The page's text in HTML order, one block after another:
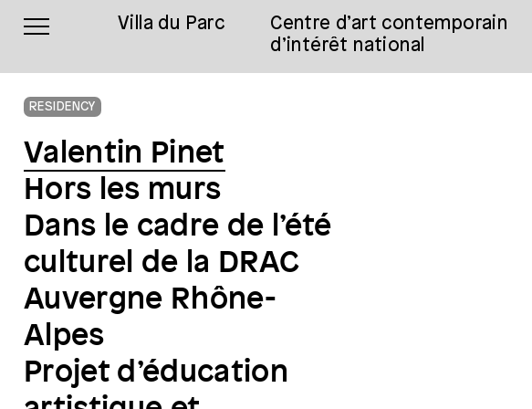
Villa du Parc
Centre d’art contemporain
d’intérêt national
RESIDENCY
Valentin Pinet
Hors les murs
Dans le cadre de l’été
culturel de la DRAC
Auvergne Rhône-
Alpes
Projet d’éducation